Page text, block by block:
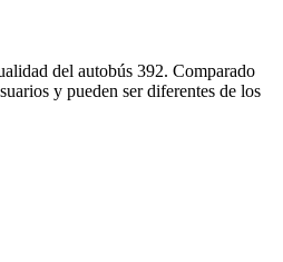
del autobús 392. Comparado
y pueden ser diferentes de los